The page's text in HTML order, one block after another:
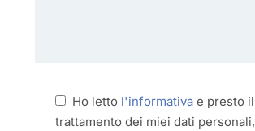
Ho letto l'informativae presto il
trattamento dei miei dati